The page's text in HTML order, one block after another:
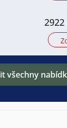
všechny